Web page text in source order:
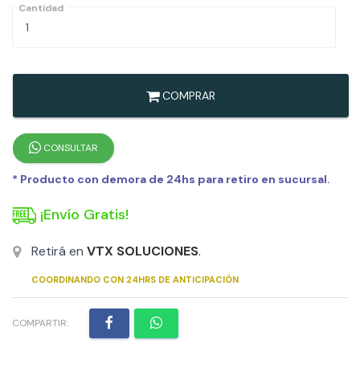
Cantidad
COMPRAR
CONSULTAR
* Producto con demora de 24hs para retiro en sucursal.
¡Envío Gratis!
Retirá en VTX SOLUCIONES.
COORDINANDO CON 24HRS DE ANTICIPACIÓN
COMPARTIR: